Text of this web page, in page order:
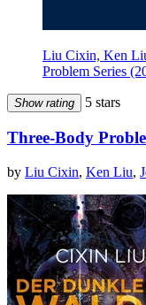
Liu Cixin, Ken
Problem Series
Show rating 5 stars
Three-Body
by Liu Cixin, Ken Liu,